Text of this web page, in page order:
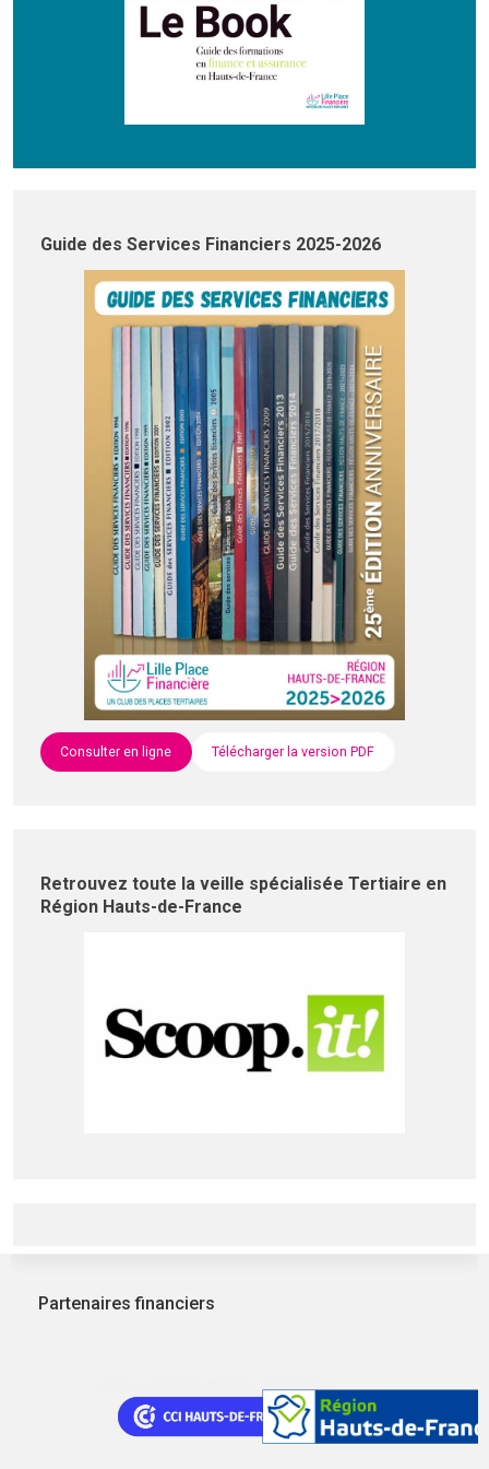
Guide des Services Financiers 2025-2026
Consulter en ligne Télécharger la version PDF
Retrouvez toute la veille spécialisée Tertiaire en
Région Hauts-de-France
Partenaires financiers